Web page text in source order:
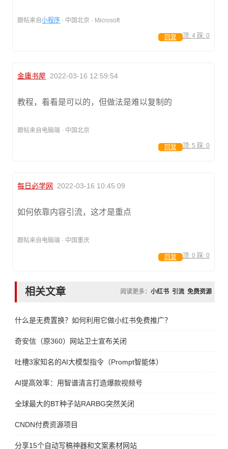
跟帖来自小程序 · 中国北京 · Microsoft
顶: 4 踩: 0
回复
金庸书屋 2022-03-16 12:59:54
教程，看看是可以的，但做法是难以复制的
跟帖来自电脑端 · 中国北京
顶: 5 踩: 0
回复
每日必学网 2022-03-16 10:45:09
如何依靠内容引流，这才是重点
跟帖来自电脑端 · 中国重庆
顶: 0 踩: 0
回复
相关文章 阅读更多： 小红书 引流 免费资源
什么是无费置换？如何利用它做小红书免费推广？
奇安信（原360）网站卫士宣布关闭
吐槽3家知名的AI大模型指令（Prompt智能体）
AI提高效率：用智谱清言打造爆款视频号
全球最大的BT种子站RARBG突然关闭
CNDN付费资源项目
分享15个自动写稿神器和文案素材网站